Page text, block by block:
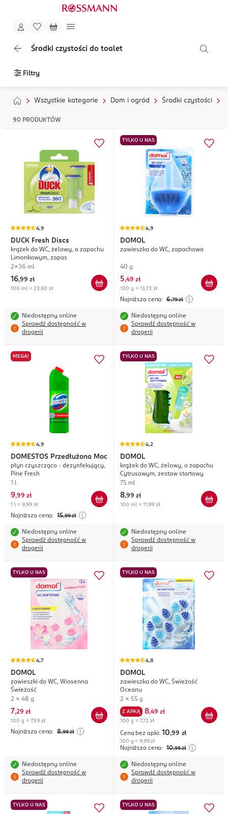
Środki czystości do toalet
Filtry
Wszystkie kategorie Dom i ogród Środki czystości
90 PRODUKTÓW
4,9
DUCK Fresh Discs
krążek do WC, żelowy, o zapachu
Limonkowym, zapas
2x36 ml
16,99 zł
100 ml = 23,60 zł
Niedostępny online
Sprawdź dostępność w
drogerii
TYLKO U NAS
4,9
DOMOL
zawieszka do WC, zapachowa
40 g
5,49 zł
100 g = 13,73 zł
Najniższa cena: 6,79 zł
Niedostępny online
Sprawdź dostępność w
drogerii
MEGA!
4,9
DOMESTOS Przedłużona Moc
płyn czyszcząco - dezynfekujący,
Pine Fresh
1 l
9,99 zł
1 l = 9,99 zł
Najniższa cena: 15,99 zł
Niedostępny online
Sprawdź dostępność w
drogerii
TYLKO U NAS
4,2
DOMOL
krążek do WC, żelowy, o zapachu
Cytrusowym, zestaw startowy
75 ml
8,99 zł
100 ml = 11,99 zł
Niedostępny online
Sprawdź dostępność w
drogerii
TYLKO U NAS
4,7
DOMOL
zawieszki do WC, Wiosenna
Świeżość
2 x 48 g
7,29 zł
100 g = 7,59 zł
Najniższa cena: 8,99 zł
Niedostępny online
Sprawdź dostępność w
drogerii
TYLKO U NAS
4,8
DOMOL
zawieszka do WC, Świeżość
Oceanu
2 x 55 g
Z APKĄ 8,49 zł
100 g = 7,72 zł
Cena bez apki: 10,99 zł
100 g = 9,99 zł
Najniższa cena: 10,99 zł
Niedostępny online
Sprawdź dostępność w
drogerii
TYLKO U NAS TYLKO U NAS